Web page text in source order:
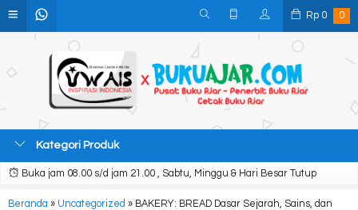
Rp 0 0
Kategori Produk
Buka jam 08.00 s/d jam 21.00 , Sabtu, Minggu & Hari Besar Tutup
Beranda » Uncategorized » BAKERY: BREAD Dasar Sejarah, Sains, dan